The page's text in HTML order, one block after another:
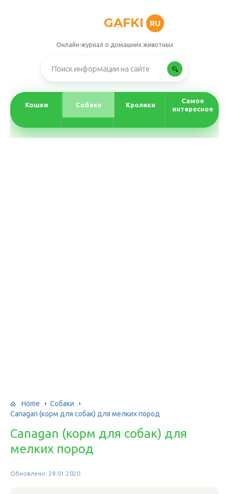
GAFKI RU
Онлайн-журнал о домашних животных
Кошки Собаки Кролики
Самое
интересное
Home
Собаки
Canagan (корм для собак) для мелких пород
Canagan (корм для собак) для
мелких пород
Обновлено: 28.01.2020